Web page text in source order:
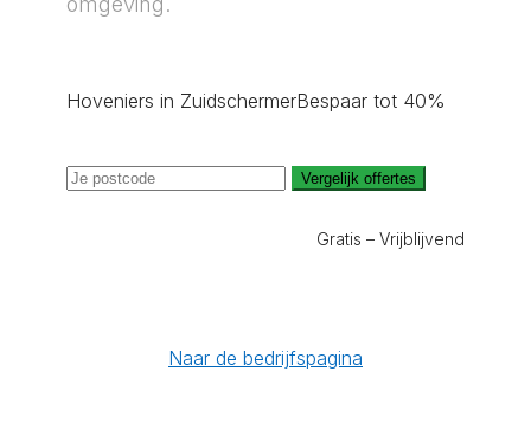
Hoveniers in ZuidschermerBespaar tot 40%
Vergelijk offertes
Gratis – Vrijblijvend
Naar de bedrijfspagina